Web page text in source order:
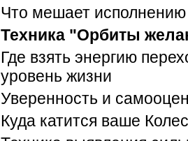
Что мешает исполнению
Техника "Орбиты
Где взять энергию
уровень жизни
Уверенность и
Куда катится ваше